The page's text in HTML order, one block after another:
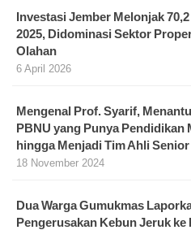
Investasi Jember Melonjak
2025, Didominasi Sektor
Olahan
6 April 2026
Mengenal Prof. Syarif,
PBNU yang Punya Pendidikan
hingga Menjadi Tim Ahli
18 November 2024
Dua Warga Gumukmas
Pengerusakan Kebun Jeruk ke